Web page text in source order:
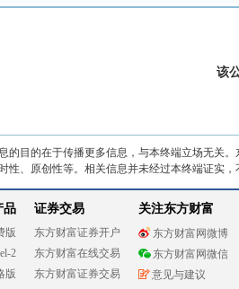
该
的目的在于传播更多信息，与本终端立场无关
性、原创性等。相关信息并未经过本终端证实